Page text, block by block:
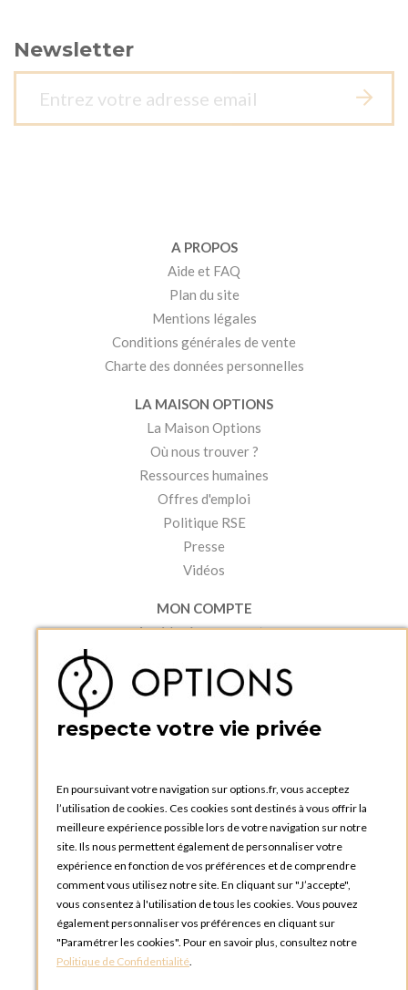
Newsletter
A PROPOS
Aide et FAQ
Plan du site
Mentions légales
Conditions générales de vente
Charte des données personnelles
LA MAISON OPTIONS
La Maison Options
Où nous trouver ?
Ressources humaines
Offres d'emploi
Politique RSE
Presse
Vidéos
MON COMPTE
Accéder à mon compte
Créer un compte
PRATIQUE
Catalogues et bons de commande
Tutoriels
OPTIONS LUXEMBOURG
13 rue Paul Rischard
5324 Contern
LUXEMBOURG
respecte votre vie privée
En poursuivant votre navigation sur options.fr, vous acceptez
l’utilisation de cookies. Ces cookies sont destinés à vous offrir la
meilleure expérience possible lors de votre navigation sur notre
site. Ils nous permettent également de personnaliser votre
expérience en fonction de vos préférences et de comprendre
comment vous utilisez notre site. En cliquant sur "J’accepte",
vous consentez à l'utilisation de tous les cookies. Vous pouvez
également personnaliser vos préférences en cliquant sur
"Paramétrer les cookies". Pour en savoir plus, consultez notre
Politique de Confidentialité.